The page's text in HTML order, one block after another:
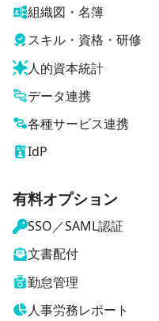
組織図・名簿
スキル・資格・研修
人的資本統計
データ連携
各種サービス連携
IdP
有料オプション
SSO／SAML認証
文書配付
勤怠管理
人事労務レポート